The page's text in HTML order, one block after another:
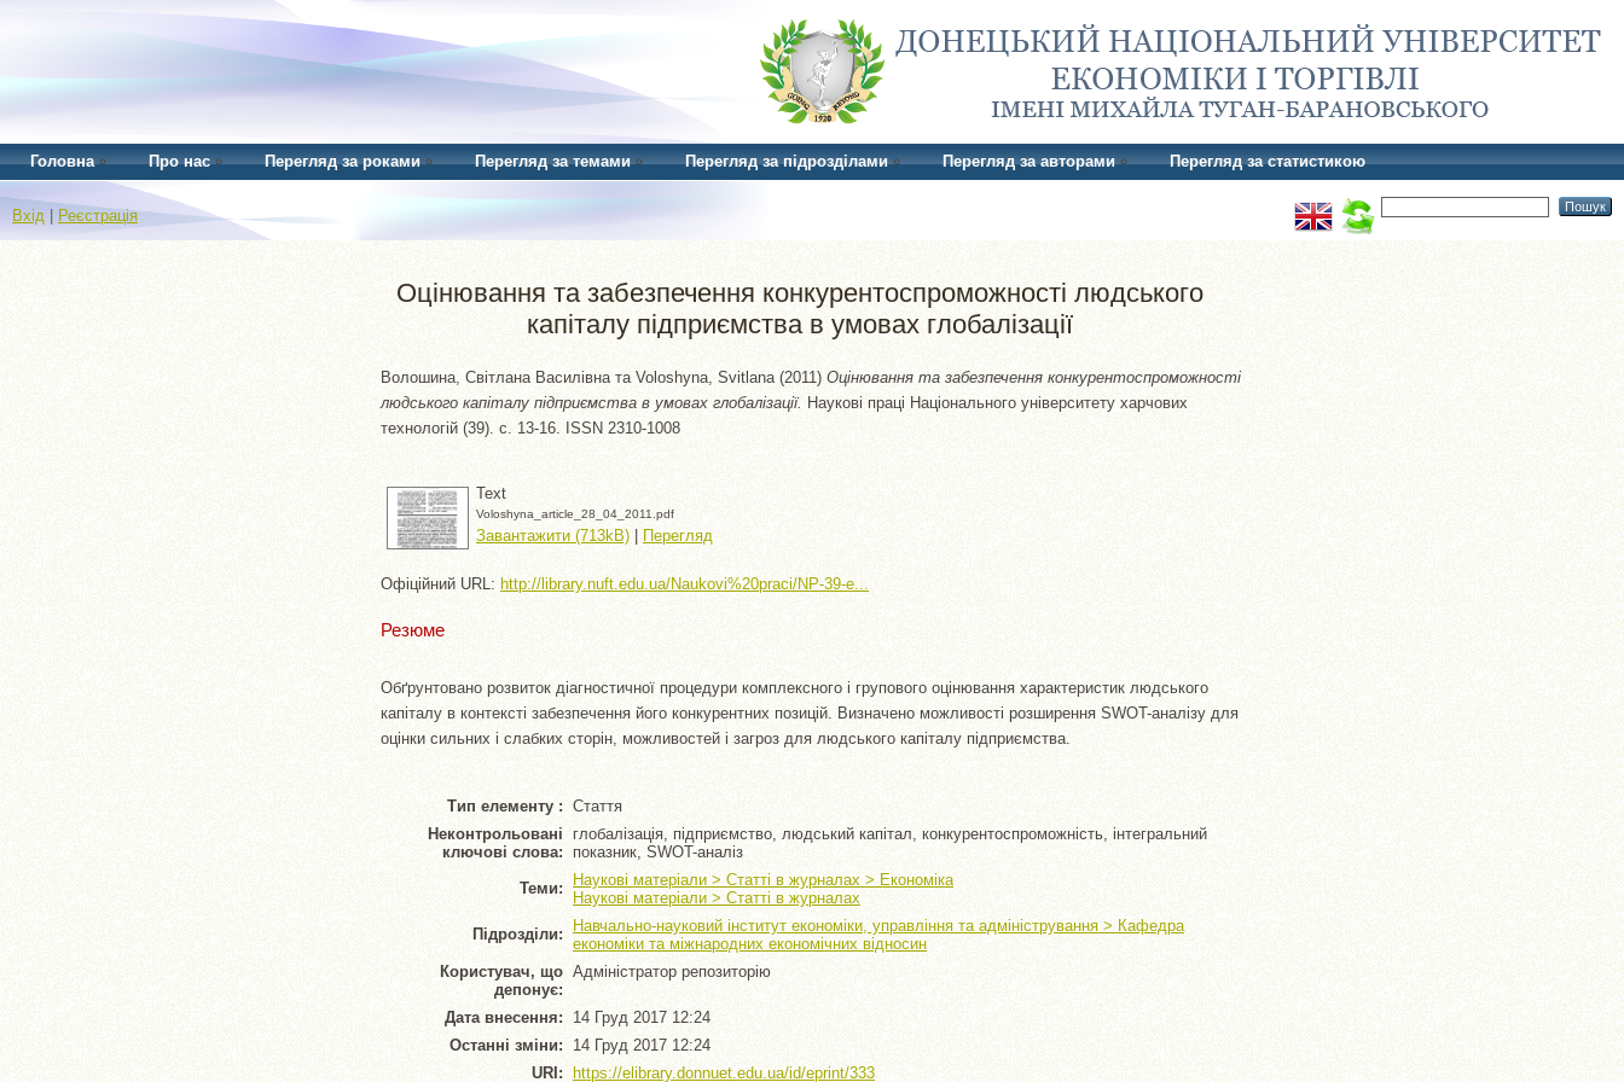
Головна Про нас Перегляд за роками Перегляд за темами Перегляд за підрозділами Перегляд за авторами Перегляд за статистикою
Вхід Реєстрація
Оцінювання та забезпечення конкурентоспроможності людського
капіталу підприємства в умовах глобалізації
Волошина, Світлана Василівна та Voloshyna, Svitlana (2011) Оцінювання та забезпечення конкурентоспроможності
людського капіталу підприємства в умовах глобалізації. Наукові праці Національного університету харчових
технологій (39). с. 13-16. ISSN 2310-1008
Text
Voloshyna_article_28_04_2011.pdf
Завантажити (713kB) | Перегляд
Офіційний URL: http://library.nuft.edu.ua/Naukovi%20praci/NP-39-e...
Резюме
Обґрунтовано розвиток діагностичної процедури комплексного і групового оцінювання характеристик людського
капіталу в контексті забезпечення його конкурентних позицій. Визначено можливості розширення SWOT-аналізу для
оцінки сильних і слабких сторін, можливостей і загроз для людського капіталу підприємства.
Тип елементу : Стаття
Неконтрольовані
ключові слова:
глобалізація, підприємство, людський капітал, конкурентоспроможність, інтегральний
показник, SWOT-аналіз
Теми:
Наукові матеріали > Статті в журналах > Економіка
Наукові матеріали > Статті в журналах
Підрозділи:
Навчально-науковий інститут економіки, управління та адміністрування > Кафедра
економіки та міжнародних економічних відносин
Користувач, що
депонує:
Адміністратор репозиторію
Дата внесення: 14 Груд 2017 12:24
Останні зміни: 14 Груд 2017 12:24
URI:
https://elibrary.donnuet.edu.ua/id/eprint/333